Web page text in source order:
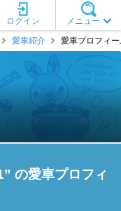
メニュー
ログイン
愛車紹介 愛車プロフィ
の愛車プロフィ